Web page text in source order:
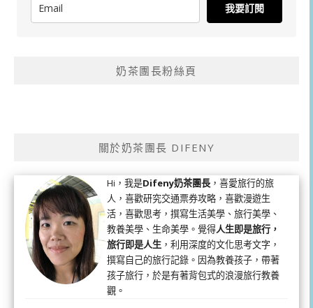
我要訂閱
奶茶團長粉絲頁
關於奶茶團長 DIFENY
Hi，我是Difeny奶茶團長 ，喜愛旅行的旅
人，喜歡研究交通票券攻略，喜歡漫遊生
活，喜歡思考，撰寫生活美學、旅行美學、
教養美學、生命美學。覺得人生即是旅行，
旅行即是人生 ，利用深度的文化思考文字，
撰寫自己的旅行記錄。因為教養孩子，帶著
孩子旅行，於是有著背包式的浪漫旅行教養
觀。